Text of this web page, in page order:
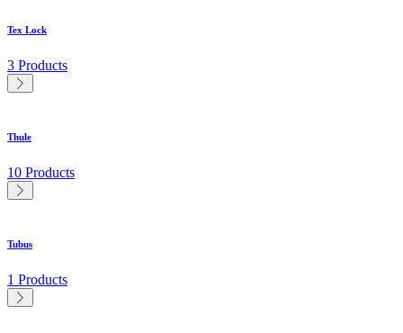
Tex Lock
3 Products
Thule
10 Products
Tubus
1 Products